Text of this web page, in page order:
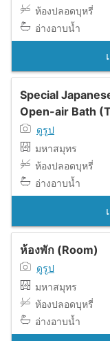
ห้องปลอดบุหรี่
อ่างอาบน้ำ
Special
Open-air Bath
ดูรูป
มหาสมุทร
ห้องปลอดบุหรี่
อ่างอาบน้ำ
ห้องพัก (Room)
ดูรูป
มหาสมุทร
ห้องปลอดบุหรี่
อ่างอาบน้ำ